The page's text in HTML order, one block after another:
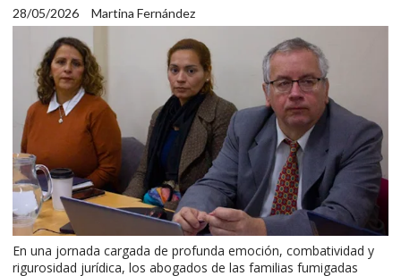
Martina Fernández
28/05/2026
En una jornada cargada de profunda emoción, combatividad y
rigurosidad jurídica, los abogados de las familias fumigadas